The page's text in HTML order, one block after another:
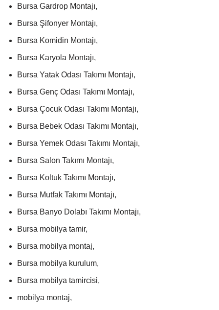
Bursa Gardrop Montajı,
Bursa Şifonyer Montajı,
Bursa Komidin Montajı,
Bursa Karyola Montajı,
Bursa Yatak Odası Takımı Montajı,
Bursa Genç Odası Takımı Montajı,
Bursa Çocuk Odası Takımı Montajı,
Bursa Bebek Odası Takımı Montajı,
Bursa Yemek Odası Takımı Montajı,
Bursa Salon Takımı Montajı,
Bursa Koltuk Takımı Montajı,
Bursa Mutfak Takımı Montajı,
Bursa Banyo Dolabı Takımı Montajı,
Bursa mobilya tamir,
Bursa mobilya montaj,
Bursa mobilya kurulum,
Bursa mobilya tamircisi,
mobilya montaj,